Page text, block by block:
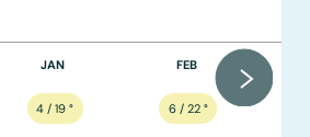
JAN
4 / 19 °
FEB
6 / 22°